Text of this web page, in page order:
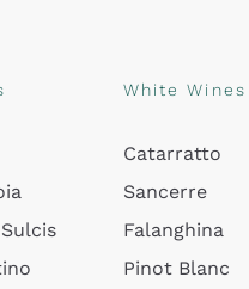
White Wines
Catarratto
Sancerre
Falanghina
Pinot Blanc